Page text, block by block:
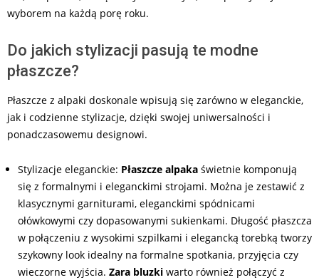
wyborem na każdą porę roku.
Do jakich stylizacji pasują te modne
płaszcze?
Płaszcze z alpaki doskonale wpisują się zarówno w eleganckie,
jak i codzienne stylizacje, dzięki swojej uniwersalności i
ponadczasowemu designowi.
Stylizacje eleganckie: Płaszcze alpaka świetnie komponują
się z formalnymi i eleganckimi strojami. Można je zestawić z
klasycznymi garniturami, eleganckimi spódnicami
ołówkowymi czy dopasowanymi sukienkami. Długość płaszcza
w połączeniu z wysokimi szpilkami i elegancką torebką tworzy
szykowny look idealny na formalne spotkania, przyjęcia czy
wieczorne wyjścia. Zara bluzki warto również połączyć z